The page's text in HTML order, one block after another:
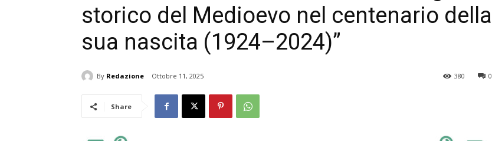
storico del Medioevo nel centenario della
sua nascita (1924–2024)”
By Redazione Ottobre 11, 2025 0
380
Share